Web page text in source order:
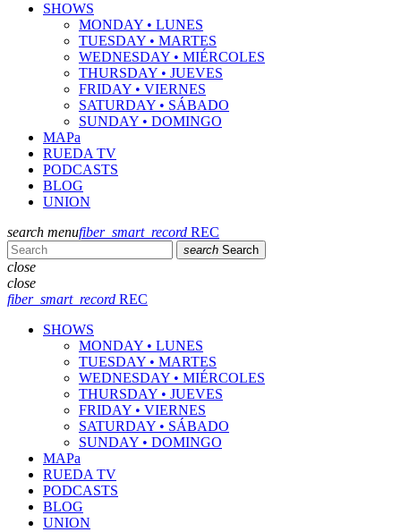
SHOWS
MONDAY • LUNES
TUESDAY • MARTES
WEDNESDAY • MIÉRCOLES
THURSDAY • JUEVES
FRIDAY • VIERNES
SATURDAY • SÁBADO
SUNDAY • DOMINGO
MAPa
RUEDA TV
PODCASTS
BLOG
UNION
search menufiber_smart_record REC
search Search
close
close
fiber_smart_record REC
SHOWS
MONDAY • LUNES
TUESDAY • MARTES
WEDNESDAY • MIÉRCOLES
THURSDAY • JUEVES
FRIDAY • VIERNES
SATURDAY • SÁBADO
SUNDAY • DOMINGO
MAPa
RUEDA TV
PODCASTS
BLOG
UNION